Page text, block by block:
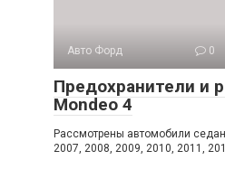
Авто Форд 0
Предохранители и
Mondeo 4
Рассмотрены автомобили
2007, 2008, 2009, 2010, 2011,